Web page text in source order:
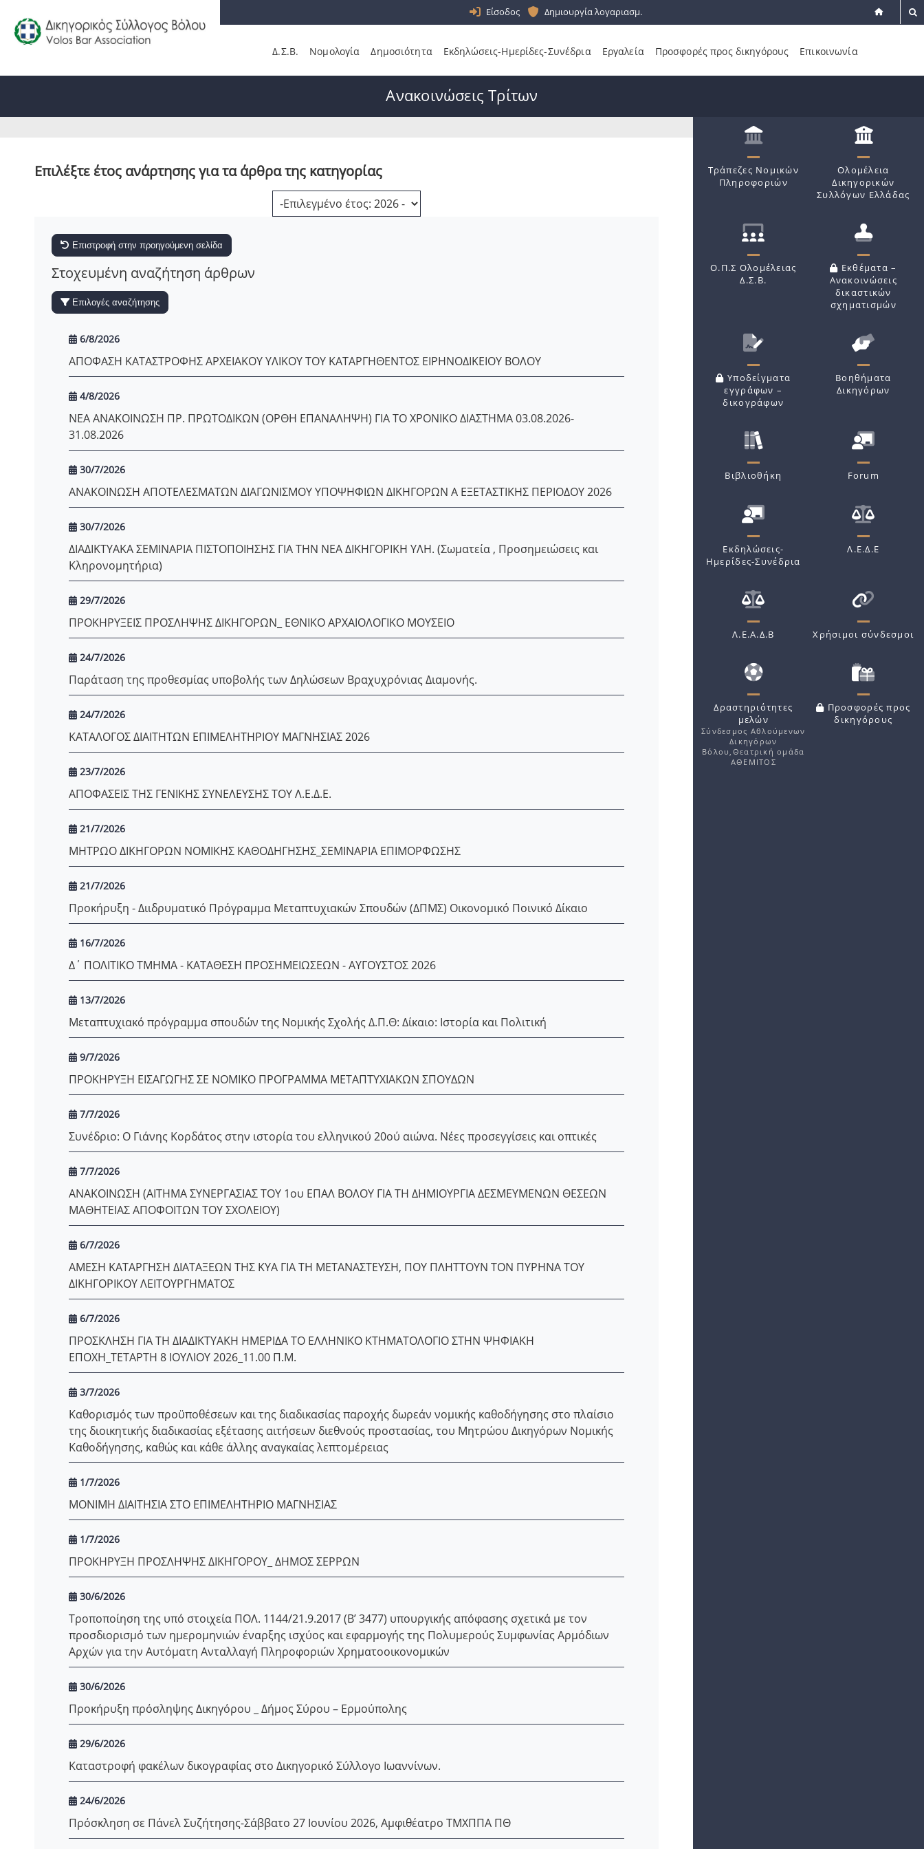
Δ.Σ.Β. Νομολογία Δημοσιότητα Εκδηλώσεις-Ημερίδες-Συνέδρια Εργαλεία Προσφορές προς δικηγόρους Επικοινωνία
Είσοδος Δημιουργία λογαριασμ.
Ανακοινώσεις Τρίτων
Επιλέξτε έτος ανάρτησης για τα άρθρα της κατηγορίας
Επιστροφή στην προηγούμενη σελίδα
Στοχευμένη αναζήτηση άρθρων
Επιλογές αναζήτησης
6/8/2026
ΑΠΟΦΑΣΗ ΚΑΤΑΣΤΡΟΦΗΣ ΑΡΧΕΙΑΚΟΥ ΥΛΙΚΟΥ ΤΟΥ ΚΑΤΑΡΓΗΘΕΝΤΟΣ ΕΙΡΗΝΟΔΙΚΕΙΟΥ ΒΟΛΟΥ
4/8/2026
ΝΕΑ ΑΝΑΚΟΙΝΩΣΗ ΠΡ. ΠΡΩΤΟΔΙΚΩΝ (ΟΡΘΗ ΕΠΑΝΑΛΗΨΗ) ΓΙΑ ΤΟ ΧΡΟΝΙΚΟ ΔΙΑΣΤΗΜΑ 03.08.2026-
31.08.2026
30/7/2026
ΑΝΑΚΟΙΝΩΣΗ ΑΠΟΤΕΛΕΣΜΑΤΩΝ ΔΙΑΓΩΝΙΣΜΟΥ ΥΠΟΨΗΦΙΩΝ ΔΙΚΗΓΟΡΩΝ Α ΕΞΕΤΑΣΤΙΚΗΣ ΠΕΡΙΟΔΟΥ 2026
30/7/2026
ΔΙΑΔΙΚΤΥΑΚΑ ΣΕΜΙΝΑΡΙΑ ΠΙΣΤΟΠΟΙΗΣΗΣ ΓΙΑ ΤΗΝ ΝΕΑ ΔΙΚΗΓΟΡΙΚΗ ΥΛΗ. (Σωματεία , Προσημειώσεις και
Κληρονομητήρια)
29/7/2026
ΠΡΟΚΗΡΥΞΕΙΣ ΠΡΟΣΛΗΨΗΣ ΔΙΚΗΓΟΡΩΝ_ ΕΘΝΙΚΟ ΑΡΧΑΙΟΛΟΓΙΚΟ ΜΟΥΣΕΙΟ
24/7/2026
Παράταση της προθεσμίας υποβολής των Δηλώσεων Βραχυχρόνιας Διαμονής.
24/7/2026
ΚΑΤΑΛΟΓΟΣ ΔΙΑΙΤΗΤΩΝ ΕΠΙΜΕΛΗΤΗΡΙΟΥ ΜΑΓΝΗΣΙΑΣ 2026
23/7/2026
ΑΠΟΦΑΣΕΙΣ ΤΗΣ ΓΕΝΙΚΗΣ ΣΥΝΕΛΕΥΣΗΣ ΤΟΥ Λ.Ε.Δ.Ε.
21/7/2026
ΜΗΤΡΩΟ ΔΙΚΗΓΟΡΩΝ ΝΟΜΙΚΗΣ ΚΑΘΟΔΗΓΗΣΗΣ_ΣΕΜΙΝΑΡΙΑ ΕΠΙΜΟΡΦΩΣΗΣ
21/7/2026
Προκήρυξη - Διιδρυματικό Πρόγραμμα Μεταπτυχιακών Σπουδών (ΔΠΜΣ) Οικονομικό Ποινικό Δίκαιο
16/7/2026
Δ΄ ΠΟΛΙΤΙΚΟ ΤΜΗΜΑ - ΚΑΤΑΘΕΣΗ ΠΡΟΣΗΜΕΙΩΣΕΩΝ - ΑΥΓΟΥΣΤΟΣ 2026
13/7/2026
Μεταπτυχιακό πρόγραμμα σπουδών της Νομικής Σχολής Δ.Π.Θ: Δίκαιο: Ιστορία και Πολιτική
9/7/2026
ΠΡΟΚΗΡΥΞΗ ΕΙΣΑΓΩΓΗΣ ΣΕ ΝΟΜΙΚΟ ΠΡΟΓΡΑΜΜΑ ΜΕΤΑΠΤΥΧΙΑΚΩΝ ΣΠΟΥΔΩΝ
7/7/2026
Συνέδριο: Ο Γιάνης Κορδάτος στην ιστορία του ελληνικού 20ού αιώνα. Νέες προσεγγίσεις και οπτικές
7/7/2026
ΑΝΑΚΟΙΝΩΣΗ (ΑΙΤΗΜΑ ΣΥΝΕΡΓΑΣΙΑΣ ΤΟΥ 1ου ΕΠΑΛ ΒΟΛΟΥ ΓΙΑ ΤΗ ΔΗΜΙΟΥΡΓΙΑ ΔΕΣΜΕΥΜΕΝΩΝ ΘΕΣΕΩΝ
ΜΑΘΗΤΕΙΑΣ ΑΠΟΦΟΙΤΩΝ ΤΟΥ ΣΧΟΛΕΙΟΥ)
6/7/2026
ΑΜΕΣΗ ΚΑΤΑΡΓΗΣΗ ΔΙΑΤΑΞΕΩΝ ΤΗΣ ΚΥΑ ΓΙΑ ΤΗ ΜΕΤΑΝΑΣΤΕΥΣΗ, ΠΟΥ ΠΛΗΤΤΟΥΝ ΤΟΝ ΠΥΡΗΝΑ ΤΟΥ
ΔΙΚΗΓΟΡΙΚΟΥ ΛΕΙΤΟΥΡΓΗΜΑΤΟΣ
6/7/2026
ΠΡΟΣΚΛΗΣΗ ΓΙΑ ΤΗ ΔΙΑΔIΚΤYΑΚΗ ΗΜΕΡΙΔΑ ΤΟ ΕΛΛΗΝΙΚΟ ΚΤΗΜΑΤΟΛΟΓΙΟ ΣΤΗΝ ΨΗΦΙΑΚΗ
ΕΠΟΧΗ_ΤΕΤΑΡΤΗ 8 ΙΟΥΛΙΟΥ 2026_11.00 Π.Μ.
3/7/2026
Καθορισμός των προϋποθέσεων και της διαδικασίας παροχής δωρεάν νομικής καθοδήγησης στο πλαίσιο
της διοικητικής διαδικασίας εξέτασης αιτήσεων διεθνούς προστασίας, του Μητρώου Δικηγόρων Νομικής
Καθοδήγησης, καθώς και κάθε άλλης αναγκαίας λεπτομέρειας
1/7/2026
ΜΟΝΙΜΗ ΔΙΑΙΤΗΣΙΑ ΣΤΟ ΕΠΙΜΕΛΗΤΗΡΙΟ ΜΑΓΝΗΣΙΑΣ
1/7/2026
ΠΡΟΚΗΡΥΞΗ ΠΡΟΣΛΗΨΗΣ ΔΙΚΗΓΟΡΟΥ_ ΔΗΜΟΣ ΣΕΡΡΩΝ
30/6/2026
Τροποποίηση της υπό στοιχεία ΠΟΛ. 1144/21.9.2017 (Β’ 3477) υπουργικής απόφασης σχετικά με τον
προσδιορισμό των ημερομηνιών έναρξης ισχύος και εφαρμογής της Πολυμερούς Συμφωνίας Αρμόδιων
Αρχών για την Αυτόματη Ανταλλαγή Πληροφοριών Χρηματοοικονομικών
30/6/2026
Προκήρυξη πρόσληψης Δικηγόρου _ Δήμος Σύρου – Ερμούπολης
29/6/2026
Καταστροφή φακέλων δικογραφίας στο Δικηγορικό Σύλλογο Ιωαννίνων.
24/6/2026
Πρόσκληση σε Πάνελ Συζήτησης-Σάββατο 27 Ιουνίου 2026, Αμφιθέατρο ΤΜΧΠΠΑ ΠΘ
Τράπεζες Νομικών
Πληροφοριών
Ολομέλεια
Δικηγορικών
Συλλόγων Ελλάδας
Ο.Π.Σ Ολομέλειας
Δ.Σ.Β.
Εκθέματα –
Ανακοινώσεις
δικαστικών
σχηματισμών
Υποδείγματα
εγγράφων –
δικογράφων
Βοηθήματα
Δικηγόρων
Βιβλιοθήκη Forum
Εκδηλώσεις-
Ημερίδες-Συνέδρια
Λ.Ε.Δ.Ε
Λ.Ε.Α.Δ.Β Χρήσιμοι σύνδεσμοι
Δραστηριότητες
μελών
Σύνδεσμος Αθλούμενων
Δικηγόρων
Βόλου,Θεατρική ομάδα
ΑΘΕΜΙΤΟΣ
Προσφορές προς
δικηγόρους